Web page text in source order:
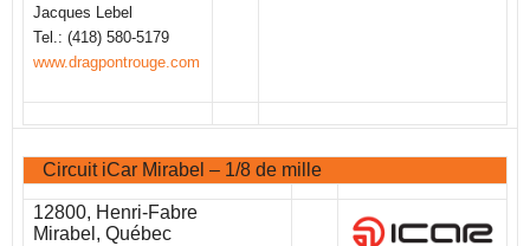
Jacques Lebel
Tel.: (418) 580-5179
www.dragpontrouge.com
Circuit iCar Mirabel – 1/8 de mille
12800, Henri-Fabre
Mirabel, Québec